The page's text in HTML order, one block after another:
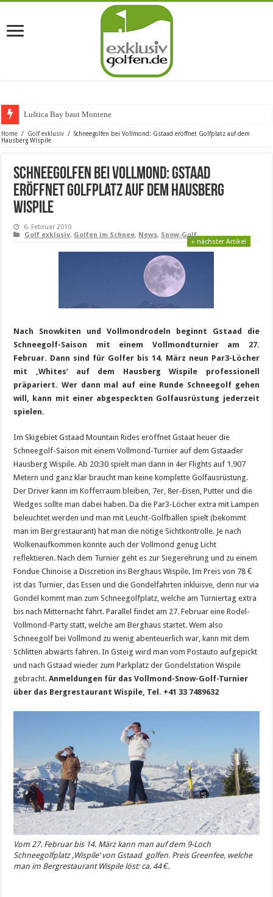
Luštica Bay baut Montenegros ers
Home / Golf exklusiv / Schneegolfen bei Vollmond: Gstaad eröffnet Golfplatz auf dem
Hausberg Wispile
Schneegolfen bei Vollmond: Gstaad
eröffnet Golfplatz auf dem Hausberg
Wispile
6. Februar 2010
Golf exklusiv, Golfen im Schnee, News, Snow-Golf
» nächster Artikel
Nach Snowkiten und Vollmondrodeln beginnt Gstaad die
Schneegolf-Saison mit einem Vollmondturnier am 27.
Februar. Dann sind für Golfer bis 14. März neun Par3-Löcher
mit ‚Whites‘ auf dem Hausberg Wispile professionell
präpariert. Wer dann mal auf eine Runde Schneegolf gehen
will, kann mit einer abgespeckten Golfausrüstung jederzeit
spielen.
Im Skigebiet Gstaad Mountain Rides eröffnet Gstaat heuer die
Schneegolf-Saison mit einem Vollmond-Turnier auf dem Gstaader
Hausberg Wispile. Ab 20:30 spielt man dann in 4er Flights auf 1.907
Metern und ganz klar braucht man keine komplette Golfausrüstung.
Der Driver kann im Kofferraum bleiben, 7er, 8er-Eisen, Putter und die
Wedges sollte man dabei haben. Da die Par3-Löcher extra mit Lampen
beleuchtet werden und man mit Leucht-Golfbällen spielt (bekommt
man im Bergrestaurant) hat man die nötige Sichtkontrolle. Je nach
Wolkenaufkommen könnte auch der Vollmond genug Licht
reflektieren. Nach dem Turnier geht es zur Siegerehrung und zu einem
Fondue Chinoise a Discretion ins Berghaus Wispile. Im Preis von 78 €
ist das Turnier, das Essen und die Gondelfahrten inkluisve, denn nur via
Gondel kommt man zum Schneegolfplatz, welche am Turniertag extra
bis nach Mitternacht fährt. Parallel findet am 27. Februar eine Rodel-
Vollmond-Party statt, welche am Berghaus startet. Wem also
Schneegolf bei Vollmond zu wenig abenteuerlich war, kann mit dem
Schlitten abwärts fahren. In Gsteig wird man vom Postauto aufgepickt
und nach Gstaad wieder zum Parkplatz der Gondelstation Wispile
gebracht. Anmeldungen für das Vollmond-Snow-Golf-Turnier
über das Bergrestaurant Wispile, Tel. +41 33 7489632
Vom 27. Februar bis 14. März kann man auf dem 9-Loch
Schneegolfplatz ‚Wispile‘ von Gstaad golfen. Preis Greenfee, welche
man im Bergrestaurant Wispile löst: ca. 44 €.